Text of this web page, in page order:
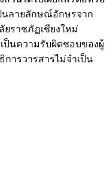
นลายลักษณ์อักษรจาก
ราชภัฏเชียงใหม่
ป็นความรับผิดชอบของผู้
ารวารสารไม่จำเป็น